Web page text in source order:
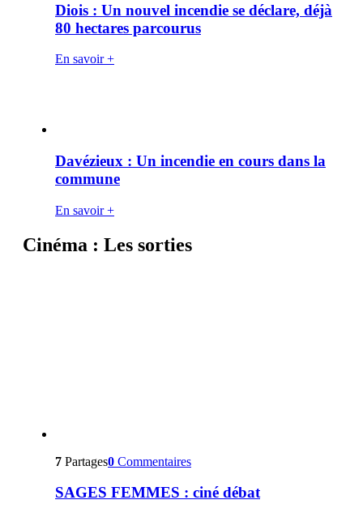
Diois : Un nouvel incendie se déclare, déjà
80 hectares parcourus
En savoir +
Davézieux : Un incendie en cours dans la
commune
En savoir +
Cinéma : Les sorties
7 Partages0 Commentaires
SAGES FEMMES : ciné débat